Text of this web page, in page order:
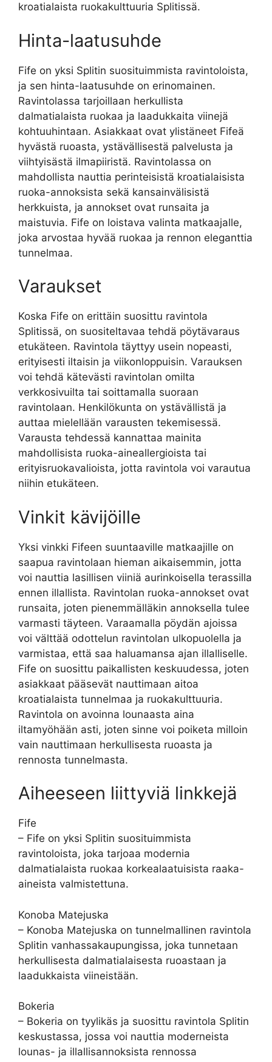
kroatialaista ruokakulttuuria Splitissä.
Hinta-laatusuhde
Fife on yksi Splitin suosituimmista ravintoloista,
ja sen hinta-laatusuhde on erinomainen.
Ravintolassa tarjoillaan herkullista
dalmatialaista ruokaa ja laadukkaita viinejä
kohtuuhintaan. Asiakkaat ovat ylistäneet Fifeä
hyvästä ruoasta, ystävällisestä palvelusta ja
viihtyisästä ilmapiiristä. Ravintolassa on
mahdollista nauttia perinteisistä kroatialaisista
ruoka-annoksista sekä kansainvälisistä
herkkuista, ja annokset ovat runsaita ja
maistuvia. Fife on loistava valinta matkaajalle,
joka arvostaa hyvää ruokaa ja rennon eleganttia
tunnelmaa.
Varaukset
Koska Fife on erittäin suosittu ravintola
Splitissä, on suositeltavaa tehdä pöytävaraus
etukäteen. Ravintola täyttyy usein nopeasti,
erityisesti iltaisin ja viikonloppuisin. Varauksen
voi tehdä kätevästi ravintolan omilta
verkkosivuilta tai soittamalla suoraan
ravintolaan. Henkilökunta on ystävällistä ja
auttaa mielellään varausten tekemisessä.
Varausta tehdessä kannattaa mainita
mahdollisista ruoka-aineallergioista tai
erityisruokavalioista, jotta ravintola voi varautua
niihin etukäteen.
Vinkit kävijöille
Yksi vinkki Fifeen suuntaaville matkaajille on
saapua ravintolaan hieman aikaisemmin, jotta
voi nauttia lasillisen viiniä aurinkoisella terassilla
ennen illallista. Ravintolan ruoka-annokset ovat
runsaita, joten pienemmälläkin annoksella tulee
varmasti täyteen. Varaamalla pöydän ajoissa
voi välttää odottelun ravintolan ulkopuolella ja
varmistaa, että saa haluamansa ajan illalliselle.
Fife on suosittu paikallisten keskuudessa, joten
asiakkaat pääsevät nauttimaan aitoa
kroatialaista tunnelmaa ja ruokakulttuuria.
Ravintola on avoinna lounaasta aina
iltamyöhään asti, joten sinne voi poiketa milloin
vain nauttimaan herkullisesta ruoasta ja
rennosta tunnelmasta.
Aiheeseen liittyviä linkkejä
Fife
– Fife on yksi Splitin suosituimmista
ravintoloista, joka tarjoaa modernia
dalmatialaista ruokaa korkealaatuisista raaka-
aineista valmistettuna.
Konoba Matejuska
– Konoba Matejuska on tunnelmallinen ravintola
Splitin vanhassakaupungissa, joka tunnetaan
herkullisesta dalmatialaisesta ruoastaan ja
laadukkaista viineistään.
Bokeria
– Bokeria on tyylikäs ja suosittu ravintola Splitin
keskustassa, jossa voi nauttia moderneista
lounas- ja illallisannoksista rennossa